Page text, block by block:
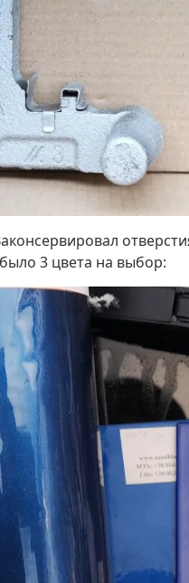
3 цвета на выбор: